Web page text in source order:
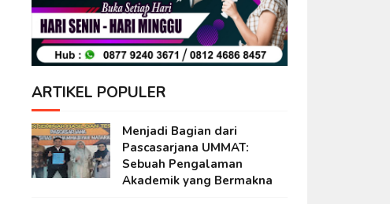
ARTIKEL POPULER
Menjadi Bagian dari
Pascasarjana UMMAT:
Sebuah Pengalaman
Akademik yang Bermakna